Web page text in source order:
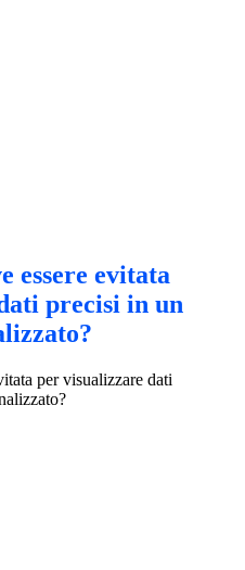
essere evitata
precisi in un
per visualizzare dati